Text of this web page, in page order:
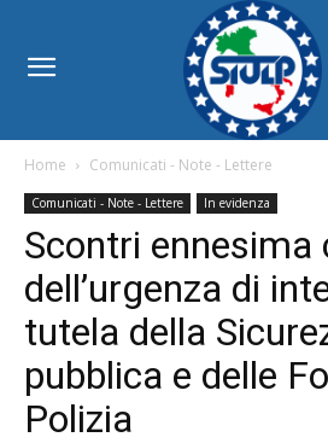
Home Comunicati - Note - Lettere
Comunicati - Note - Lettere In evidenza
Scontri ennesima
dell’urgenza di
tutela della
pubblica e delle
Polizia